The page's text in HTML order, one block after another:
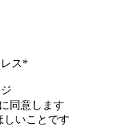
ス*
に同意します
しいことです